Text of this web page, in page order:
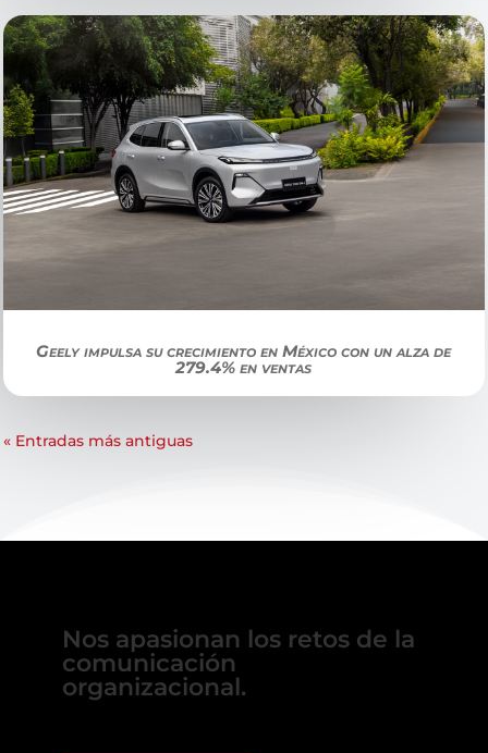
Geely impulsa su crecimiento en México con un alza de
279.4% en ventas
« Entradas más antiguas
Nos apasionan los retos de la
comunicación
organizacional.